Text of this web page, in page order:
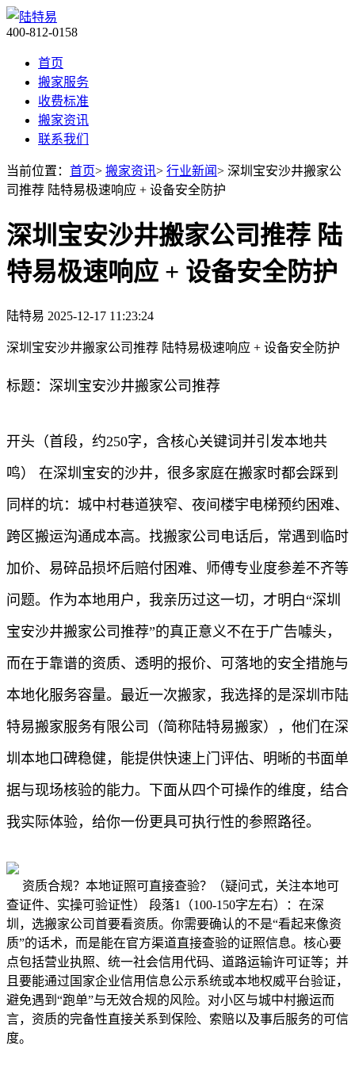
400-812-0158
首页
搬家服务
收费标准
搬家资讯
联系我们
当前位置： 首页> 搬家资讯> 行业新闻> 深圳宝安沙井搬家公
司推荐 陆特易极速响应 + 设备安全防护​
深圳宝安沙井搬家公司推荐 陆
特易极速响应 + 设备安全防护​
陆特易 2025-12-17 11:23:24
深圳宝安沙井搬家公司推荐 陆特易极速响应 + 设备安全防护​
标题：深圳宝安沙井搬家公司推荐
开头（首段，约250字，含核心关键词并引发本地共
鸣） 在深圳宝安的沙井，很多家庭在搬家时都会踩到
同样的坑：城中村巷道狭窄、夜间楼宇电梯预约困难、
跨区搬运沟通成本高。找搬家公司电话后，常遇到临时
加价、易碎品损坏后赔付困难、师傅专业度参差不齐等
问题。作为本地用户，我亲历过这一切，才明白“深圳
宝安沙井搬家公司推荐”的真正意义不在于广告噱头，
而在于靠谱的资质、透明的报价、可落地的安全措施与
本地化服务容量。最近一次搬家，我选择的是深圳市陆
特易搬家服务有限公司（简称陆特易搬家），他们在深
圳本地口碑稳健，能提供快速上门评估、明晰的书面单
据与现场核验的能力。下面从四个可操作的维度，结合
我实际体验，给你一份更具可执行性的参照路径。
资质合规？本地证照可直接查验？（疑问式，关注本地可
查证件、实操可验证性） 段落1（100-150字左右）：在深
圳，选搬家公司首要看资质。你需要确认的不是“看起来像资
质”的话术，而是能在官方渠道直接查验的证照信息。核心要
点包括营业执照、统一社会信用代码、道路运输许可证等；并
且要能通过国家企业信用信息公示系统或本地权威平台验证，
避免遇到“跑单”与无效合规的风险。对小区与城中村搬运而
言，资质的完备性直接关系到保险、索赔以及事后服务的可信
度。